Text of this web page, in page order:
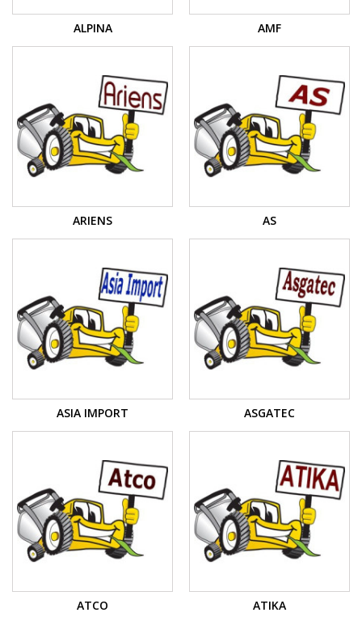
ALPINA AMF
ARIENS AS
ASIA IMPORT ASGATEC
ATCO ATIKA